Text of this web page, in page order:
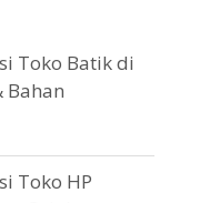
Toko Batik di
Bahan
Toko HP